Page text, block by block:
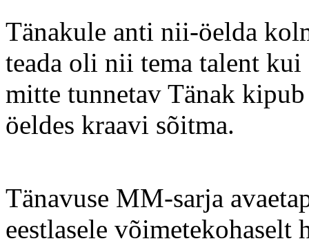
Tänakule anti nii-öelda
teada oli nii tema talent
mitte tunnetav Tänak
öeldes kraavi sõitma.
Tänavuse MM-sarja
eestlasele